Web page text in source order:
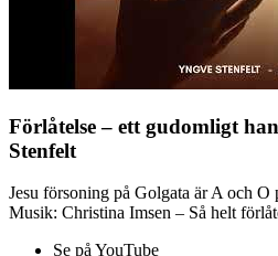
Förlåtelse – ett gudomligt
Stenfelt
Jesu försoning på Golgata är A och O
Musik: Christina Imsen – Så helt
Se på YouTube